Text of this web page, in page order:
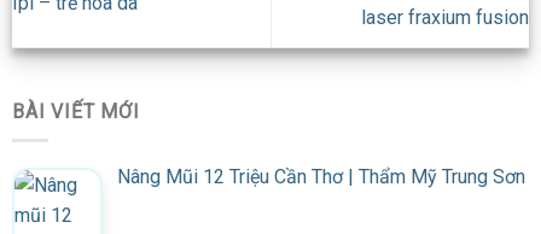
laser fraxium fusion
BÀI VIẾT MỚI
Nâng Mũi 12 Triệu Cần Thơ | Thẩm Mỹ Trung Sơn